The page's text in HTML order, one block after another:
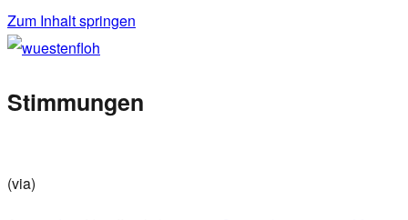
Zum Inhalt springen
wuestenfloh
Stimmungen
(via)